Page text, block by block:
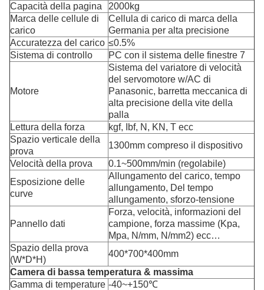
Capacità della pagina
2000kg
Marca delle cellule di
carico
Cellula di carico di marca della
Germania per alta precisione
Accuratezza del carico ≤0.5%
Sistema di controllo
PC con il sistema delle finestre 7
Motore
Sistema del variatore di velocità
del servomotore w/AC di
Panasonic, barretta meccanica di
alta precisione della vite della
palla
Lettura della forza
kgf, Ibf, N, KN, T ecc
Spazio verticale della
prova
1300mm compreso il dispositivo
Velocità della prova
0.1~500mm/min (regolabile)
Esposizione delle
curve
Allungamento del carico, tempo
allungamento, Del tempo
allungamento, sforzo-tensione
Pannello dati
Forza, velocità, informazioni del
campione, forza massime (Kpa,
Mpa, N/mm, N/mm2) ecc…
Spazio della prova
(W*D*H)
400*700*400mm
Camera di bassa temperatura & massima
Gamma di temperature -40~+150℃